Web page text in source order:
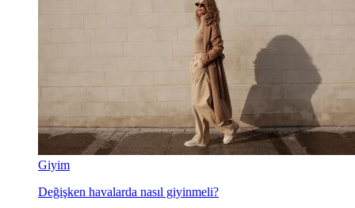
Giyim
Değişken havalarda nasıl giyinmeli?